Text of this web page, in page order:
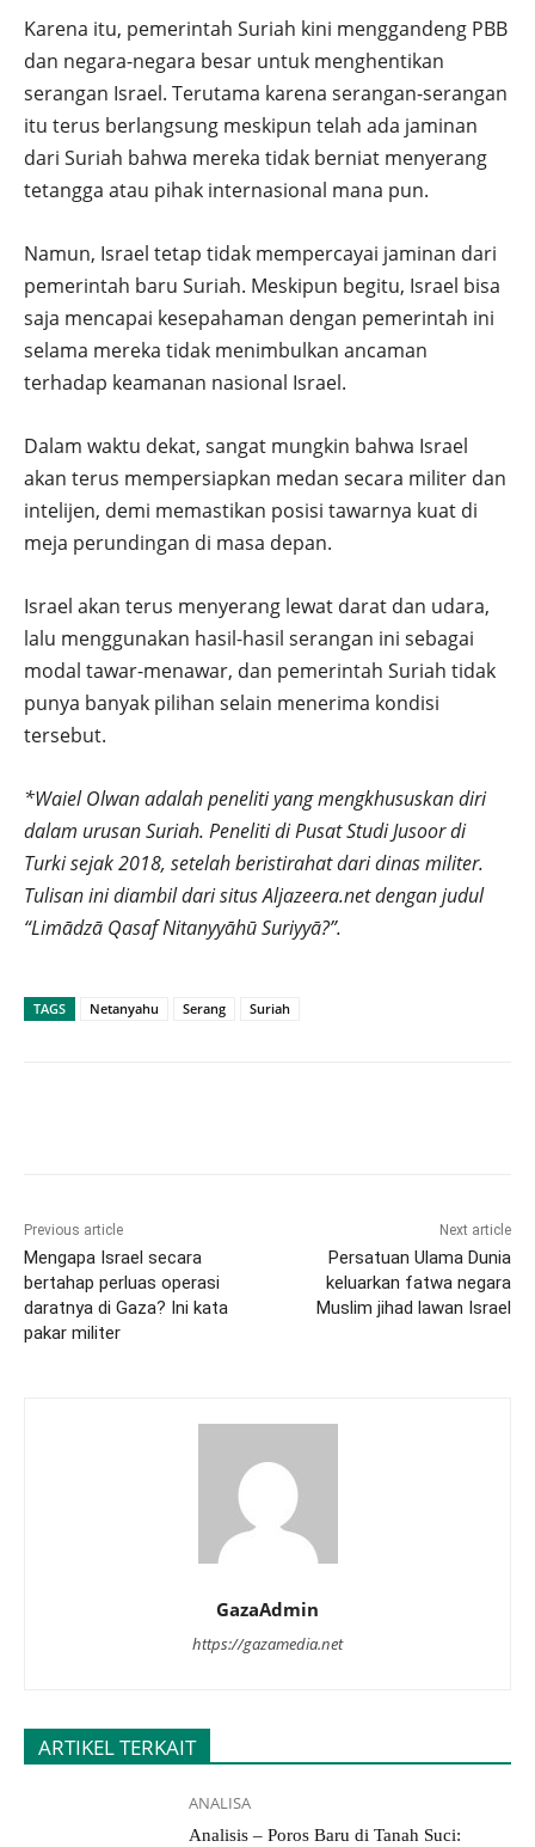
Karena itu, pemerintah Suriah kini menggandeng PBB
dan negara-negara besar untuk menghentikan
serangan Israel. Terutama karena serangan-serangan
itu terus berlangsung meskipun telah ada jaminan
dari Suriah bahwa mereka tidak berniat menyerang
tetangga atau pihak internasional mana pun.
Namun, Israel tetap tidak mempercayai jaminan dari
pemerintah baru Suriah. Meskipun begitu, Israel bisa
saja mencapai kesepahaman dengan pemerintah ini
selama mereka tidak menimbulkan ancaman
terhadap keamanan nasional Israel.
Dalam waktu dekat, sangat mungkin bahwa Israel
akan terus mempersiapkan medan secara militer dan
intelijen, demi memastikan posisi tawarnya kuat di
meja perundingan di masa depan.
Israel akan terus menyerang lewat darat dan udara,
lalu menggunakan hasil-hasil serangan ini sebagai
modal tawar-menawar, dan pemerintah Suriah tidak
punya banyak pilihan selain menerima kondisi
tersebut.
*Waiel Olwan adalah peneliti yang mengkhususkan diri
dalam urusan Suriah. Peneliti di Pusat Studi Jusoor di
Turki sejak 2018, setelah beristirahat dari dinas militer.
Tulisan ini diambil dari situs Aljazeera.net dengan judul
“Limādzā Qasaf Nitanyyāhū Suriyyā?”.
TAGS Netanyahu Serang Suriah
Previous article
Mengapa Israel secara
bertahap perluas operasi
daratnya di Gaza? Ini kata
pakar militer
Next article
Persatuan Ulama Dunia
keluarkan fatwa negara
Muslim jihad lawan Israel
GazaAdmin
https://gazamedia.net
ARTIKEL TERKAIT
ANALISA
Analisis – Poros Baru di Tanah Suci: